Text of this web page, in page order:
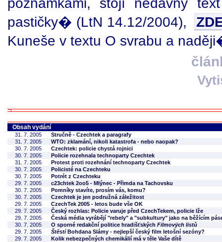
pastičky� (LtN 14.12/2004),
Kuneše v textu O svrabu a
Obsah vydání
31. 7. 2005
Stručně - Czechtek a paragrafy
31. 7. 2005
WTO: zklamání, nikoli katastrofa - nebo naopak?
30. 7. 2005
Czechtek: policie chystá rojnici
30. 7. 2005
Policie rozehnala technoparty Czechtek
31. 7. 2005
Protest proti rozehnání technoparty Czechtek
30. 7. 2005
Policisté na Czechteku
30. 7. 2005
Potrét z Czechteku
29. 7. 2005
c23chtek 2oo5 - Mlýnec - Přimda na Tachovsku
30. 7. 2005
Pomníky stavíte, prosím vás, komu?
30. 7. 2005
Czechtek je jen podružná záležitost
29. 7. 2005
CzechTek 2005 - letos bude vše OK
29. 7. 2005
Český rozhlas: Policie varuje před CzechTekem, policie lže
29. 7. 2005
Česká média vyrábějí "rebely" a "subkultury" jako na běžícím
30. 7. 2005
O sporné redakční politice hradišťských Filmových listů
29. 7. 2005
ŠtěstíBohdana Slámy - nejlepší český film letošní sezóny?
29. 7. 2005
Kolik nebezpečných chemikálií má v těle Vaše dítě